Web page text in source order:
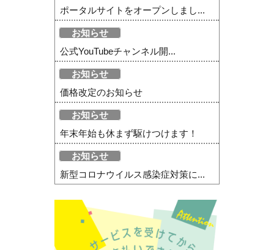
ポータルサイトをオープンしまし...
お知らせ
公式YouTubeチャンネル開...
お知らせ
価格改定のお知らせ
お知らせ
年末年始も休まず駆けつけます！
お知らせ
新型コロナウイルス感染症対策に...